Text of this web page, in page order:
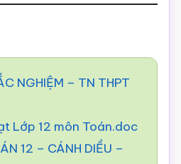
NGHIỆM – TN THPT
Lớp 12 môn Toán.doc
12 – CÁNH DIỀU –